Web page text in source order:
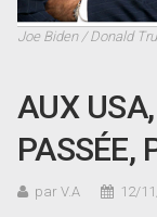
Joe Biden / Donald
AUX
PASSÉE,
par V.A 12/